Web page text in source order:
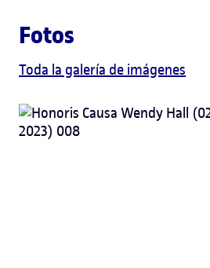
Fotos
Toda la galería de imágenes